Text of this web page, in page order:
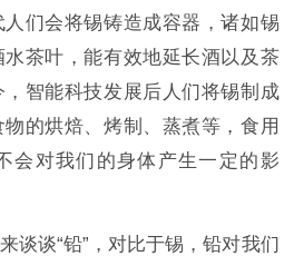
们会将锡铸造成容器，诸如锡
茶叶，能有效地延长酒以及茶
智能科技发展后人们将锡制成
的烘焙、烤制、蒸煮等，食用
会对我们的身体产生一定的影
谈谈“铅”，对比于锡，铅对我们